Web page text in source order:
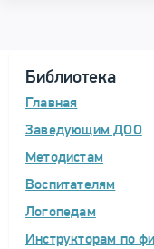
Библиотека
Главная
Заведующим ДОО
Методистам
Воспитателям
Логопедам
Инструкторам по